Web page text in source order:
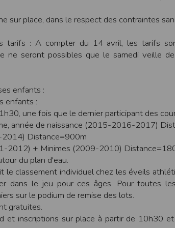
sur place, dans le respect des contraintes
tarifs : A compter du 14 avril, les tarifs
ne seront possibles que le samedi veille
enfants :
enfants :
une fois que le dernier participant des
année de naissance (2015-2016-2017)
Distance=900m
2012) + Minimes (2009-2010)
du plan d'eau.
le classement individuel chez les éveils
dans le jeu pour ces âges. Pour toutes
sur le podium de remise des lots.
gratuites.
et inscriptions sur place à partir de 10h30
suivant :https://www.ovh.com/fr/protection-
stockés en clair dans notre base de données
entre nos différents serveurs se font sur
la perte de votre session membre lorsque vous
pages.
attentes nous vous invitons à paramétrer votre
Outils , puis surOptions Internet.
, cliquez surParamètres
le menuOptions
et cliquez sur